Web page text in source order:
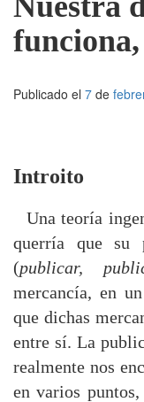
Publicado el 7 de
Introito
Una teoría
querría que su
(publicar,
mercancía, en
que dichas
entre sí. La
realmente nos
en varios